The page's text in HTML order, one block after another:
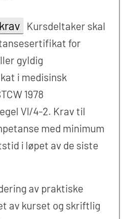
Kursdeltaker skal
for
gyldig
i medisinsk
1978
VI/4-2. Krav til
med minimum
i løpet av de siste
av praktiske
av kurset og skriftlig